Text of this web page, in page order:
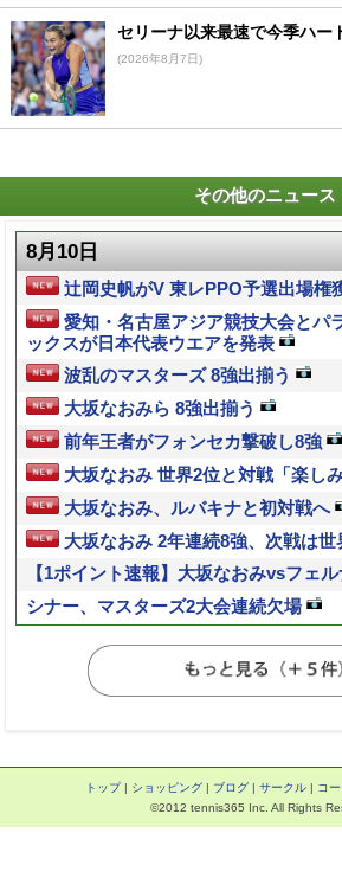
セリーナ以来最速で今季ハー
(2026年8月7日)
その他のニュース
8月10日
辻岡史帆がV 東レPPO予選出場権
愛知・名古屋アジア競技大会とパ
ックスが日本代表ウエアを発表
波乱のマスターズ 8強出揃う
大坂なおみら 8強出揃う
前年王者がフォンセカ撃破し8強
大坂なおみ 世界2位と対戦「楽し
大坂なおみ、ルバキナと初対戦へ
大坂なおみ 2年連続8強、次戦は世
【1ポイント速報】大坂なおみvsフェ
シナー、マスターズ2大会連続欠場
トップ| ショッピング| ブログ| サークル| コ
©2012 tennis365 Inc. All Rights